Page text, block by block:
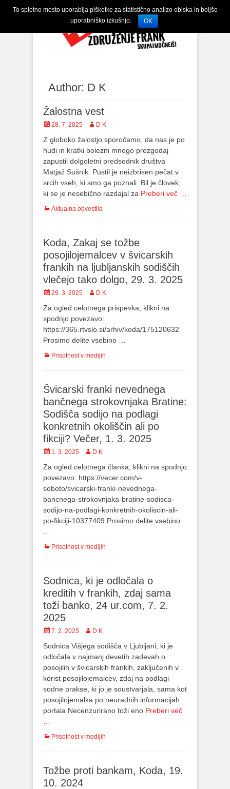
Author: D K
Žalostna vest
Posted
28. 7. 2025 Author
D K
Z globoko žalostjo sporočamo, da nas je po
hudi in kratki bolezni mnogo prezgodaj
zapustil dolgoletni predsednik društva
Matjaž Sušnik. Pustil je neizbrisen pečat v
srcih vseh, ki smo ga poznali. Bil je človek,
ki se je nesebično razdajal za Preberi več …
Categories
Aktualna obvestila
Koda, Zakaj se tožbe
posojilojemalcev v švicarskih
frankih na ljubljanskih sodiščih
vlečejo tako dolgo, 29. 3. 2025
Posted
29. 3. 2025 Author
D K
Za ogled celotnega prispevka, klikni na
spodnjo povezavo:
https://365.rtvslo.si/arhiv/koda/175120632
Prosimo delite vsebino …
Categories
Prisotnost v medijih
Švicarski franki nevednega
bančnega strokovnjaka Bratine:
Sodišča sodijo na podlagi
konkretnih okoliščin ali po
fikciji? Večer, 1. 3. 2025
Posted1. 3. 2025 Author
D K
Za ogled celotnega članka, klikni na spodnjo
povezavo: https://vecer.com/v-
soboto/svicarski-franki-nevednega-
bancnega-strokovnjaka-bratine-sodisca-
sodijo-na-podlagi-konkretnih-okoliscin-ali-
po-fikciji-10377409 Prosimo delite vsebino
Categories
Prisotnost v medijih
Sodnica, ki je odločala o
kreditih v frankih, zdaj sama
toži banko, 24 ur.com, 7. 2.
2025
Posted
7. 2. 2025 Author
D K
Sodnica Višjega sodišča v Ljubljani, ki je
odločala v najmanj devetih zadevah o
posojilih v švicarskih frankih, zaključenih v
korist posojilojemalcev, zdaj na podlagi
sodne prakse, ki jo je soustvarjala, sama kot
posojilojemalka po neuradnih informacijah
portala Necenzurirano toži eno Preberi več
Categories
Prisotnost v medijih
Tožbe proti bankam, Koda, 19.
10. 2024
To spletno mesto uporablja piškotke za statistično analizo obiska in boljšo
uporabniško izkušnjo.
OK